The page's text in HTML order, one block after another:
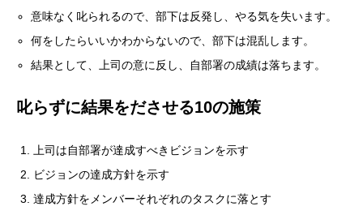
意味なく叱られるので、部下は反発し、やる気を失います。
何をしたらいいかわからないので、部下は混乱します。
結果として、上司の意に反し、自部署の成績は落ちます。
叱らずに結果をださせる10の施策
上司は自部署が達成すべきビジョンを示す
ビジョンの達成方針を示す
達成方針をメンバーそれぞれのタスクに落とす